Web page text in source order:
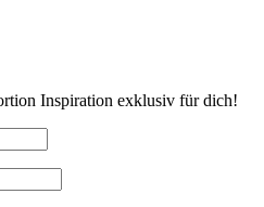
Inspiration exklusiv für dich!